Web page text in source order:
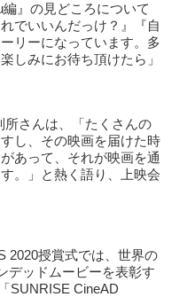
』の見どころについて
でいいんだっけ？』『自
リーになっています。多
しみにお待ち頂けたら」
所さんは、「たくさんの
し、その映画を届けた時
あって、それが映画を通
。」と熱く語り、上映会
2020授賞式では、世界の
デッドムービーを表彰す
SUNRISE CineAD